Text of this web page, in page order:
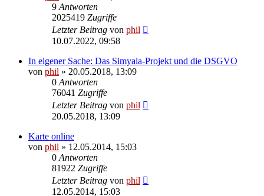
9 Antworten
2025419 Zugriffe
Letzter Beitrag von phil
10.07.2022, 09:58
In eigener Sache: Das Simyala-Projekt und die DSGVO
von phil » 20.05.2018, 13:09
0 Antworten
76041 Zugriffe
Letzter Beitrag von phil
20.05.2018, 13:09
Karte online
von phil » 12.05.2014, 15:03
0 Antworten
81922 Zugriffe
Letzter Beitrag von phil
12.05.2014, 15:03